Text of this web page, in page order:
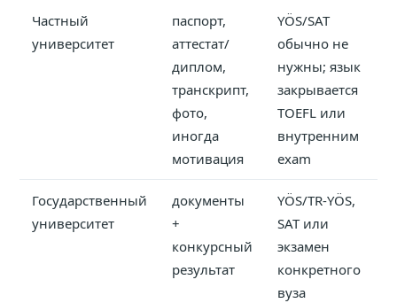
Частный
университет
паспорт,
аттестат/
диплом,
транскрипт,
фото,
иногда
мотивация
YÖS/SAT
обычно не
нужны; язык
закрывается
TOEFL или
внутренним
exam
Государственный
университет
документы
+
конкурсный
результат
YÖS/TR-YÖS,
SAT или
экзамен
конкретного
вуза